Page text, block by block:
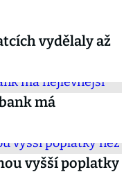
vydělaly až
má
vyšší poplatky